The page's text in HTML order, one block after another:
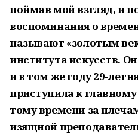
поймав мой взгляд, и
воспоминания о
называют «золотым
института искусств.
и в том же году
приступила к
тому времени за
изящной